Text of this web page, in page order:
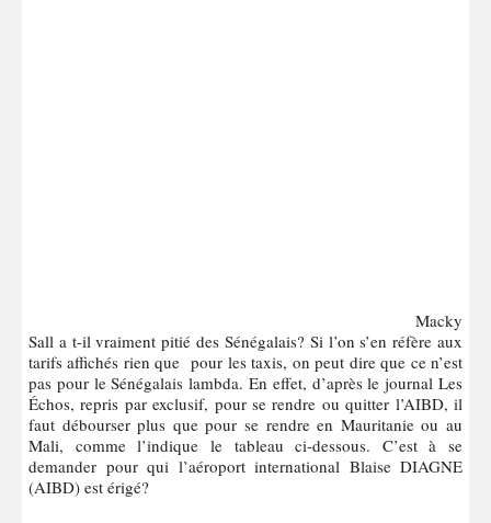
Macky
Sall a t-il vraiment pitié des Sénégalais? Si l’on s’en réfère aux
tarifs affichés rien que pour les taxis, on peut dire que ce n’est
pas pour le Sénégalais lambda. En effet, d’après le journal Les
Échos, repris par exclusif, pour se rendre ou quitter l’AIBD, il
faut débourser plus que pour se rendre en Mauritanie ou au
Mali, comme l’indique le tableau ci-dessous. C’est à se
demander pour qui l’aéroport international Blaise DIAGNE
(AIBD) est érigé?